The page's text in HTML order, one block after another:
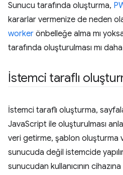
Sunucu tarafında oluşturma,
kararlar vermenize de neden
worker önbelleğe alma mı
tarafında oluşturulması mı
İstemci taraflı
İstemci taraflı oluşturma,
JavaScript ile oluşturulması
veri getirme, şablon oluşturma
sunucuda değil istemcide
sunucudan kullanıcının